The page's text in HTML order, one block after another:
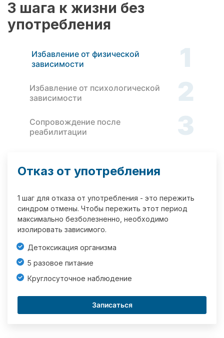
3 шага к жизни без
употребления
Избавление от физической
зависимости
1
Избавление от психологической
зависимости
2
Сопровождение после
реабилитации
3
Отказ от употребления
1 шаг для отказа от употребления - это пережить
синдром отмены. Чтобы пережить этот период
максимально безболезненно, необходимо
изолировать зависимого.
Детоксикация организма
5 разовое питание
Круглосуточное наблюдение
Записаться